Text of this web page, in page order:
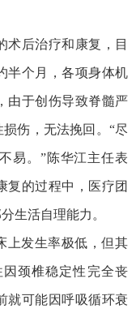
后治疗和康复，目
半个月，各项身体机
由于创伤导致脊髓严
伤，无法挽回。“尽
易。”陈华江主任表
复的过程中，医疗团
生活自理能力。
发生率极低，但其
颈椎稳定性完全丧
就可能因呼吸循环衰